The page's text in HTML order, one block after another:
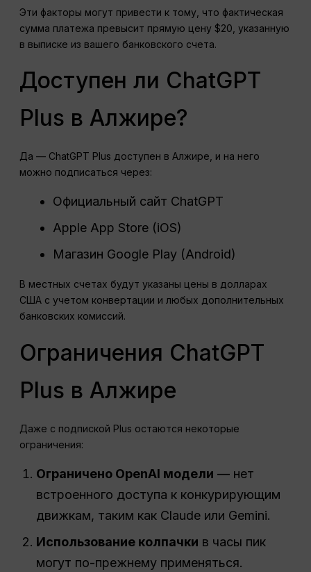
Эти факторы могут привести к тому, что фактическая
сумма платежа превысит прямую цену $20, указанную
в выписке из вашего банковского счета.
Доступен ли ChatGPT
Plus в Алжире?
Да — ChatGPT Plus доступен в Алжире, и на него
можно подписаться через:
Официальный сайт ChatGPT
Apple App Store (iOS)
Магазин Google Play (Android)
В местных счетах будут указаны цены в долларах
США с учетом конвертации и любых дополнительных
банковских комиссий.
Ограничения ChatGPT
Plus в Алжире
Даже с подпиской Plus остаются некоторые
ограничения:
Ограничено OpenAI модели — нет
встроенного доступа к конкурирующим
движкам, таким как Claude или Gemini.
Использование колпачки в часы пик
могут по-прежнему применяться.